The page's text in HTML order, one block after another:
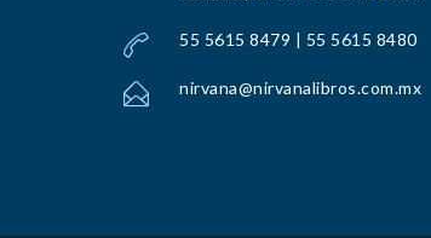
55 5615 8479 | 55 5615 8480
nirvana@nirvanalibros.com.mx